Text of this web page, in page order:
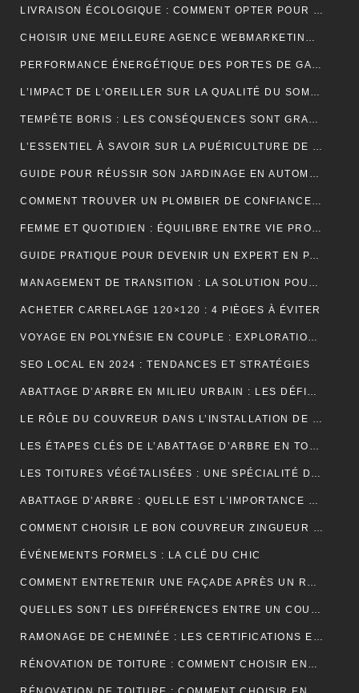
LIVRAISON ÉCOLOGIQUE : COMMENT OPTER POUR DES SOLUTIONS DE LIVRAISON DURABLES POUR VOS ACHATS EN LIGNE
CHOISIR UNE MEILLEURE AGENCE WEBMARKETING À TOULOUSE : 4 CRITÈRES À CONSIDÉRER
PERFORMANCE ÉNERGÉTIQUE DES PORTES DE GARAGE ENROULABLES : ALUMINIUM, PVC OU ACIER ?
L’IMPACT DE L’OREILLER SUR LA QUALITÉ DU SOMMEIL : CE QUE VOUS DEVEZ SAVOIR POUR OPTIMISER VOTRE REPOS
TEMPÊTE BORIS : LES CONSÉQUENCES SONT GRAVES DANS CERTAINS PAYS EUROPÉENS
L’ESSENTIEL À SAVOIR SUR LA PUÉRICULTURE DE L’ENFANT
GUIDE POUR RÉUSSIR SON JARDINAGE EN AUTOMNE
COMMENT TROUVER UN PLOMBIER DE CONFIANCE À BORDEAUX ?
FEMME ET QUOTIDIEN : ÉQUILIBRE ENTRE VIE PROFESSIONNELLE ET PERSONNELLE
GUIDE PRATIQUE POUR DEVENIR UN EXPERT EN PARIS ET EN JEUX
MANAGEMENT DE TRANSITION : LA SOLUTION POUR RÉUSSIR LES TRANSFORMATIONS COMPLEXES EN ENTREPRISE
ACHETER CARRELAGE 120×120 : 4 PIÈGES À ÉVITER
VOYAGE EN POLYNÉSIE EN COUPLE : EXPLORATION DE SES PLUS BELLES ÎLES
SEO LOCAL EN 2024 : TENDANCES ET STRATÉGIES
ABATTAGE D’ARBRE EN MILIEU URBAIN : LES DÉFIS SPÉCIFIQUES
LE RÔLE DU COUVREUR DANS L’INSTALLATION DE PANNEAUX SOLAIRES
LES ÉTAPES CLÉS DE L’ABATTAGE D’ARBRE EN TOUTE SÉCURITÉ
LES TOITURES VÉGÉTALISÉES : UNE SPÉCIALITÉ DU COUVREUR
ABATTAGE D’ARBRE : QUELLE EST L’IMPORTANCE DE L’ASSURANCE ?
COMMENT CHOISIR LE BON COUVREUR ZINGUEUR POUR VOTRE PROJET ?
ÉVÉNEMENTS FORMELS : LA CLÉ DU CHIC
COMMENT ENTRETENIR UNE FAÇADE APRÈS UN RAVALEMENT PROJETÉ ?
QUELLES SONT LES DIFFÉRENCES ENTRE UN COURS DE PIANO À DOMICILE ET CHEZ UN PROFESSEUR ?
RAMONAGE DE CHEMINÉE : LES CERTIFICATIONS ET LABELS À CONNAÎTRE
RÉNOVATION DE TOITURE : COMMENT CHOISIR ENTRE LES DIFFÉRENTS TYPES D’ISOLANTS ?